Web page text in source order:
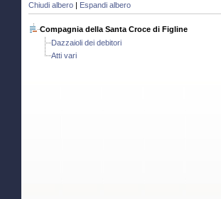
Chiudi albero Espandi albero
Compagnia della Santa Croce di Figline
Dazzaioli dei debitori
Atti vari